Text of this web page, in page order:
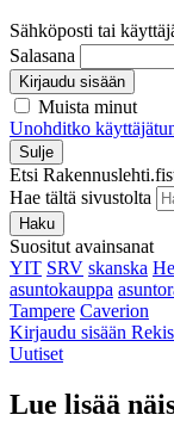
Sähköposti tai
Salasana
Kirjaudu sisään
Muista minut
Unohditko
Sulje
Etsi
Hae tältä sivustolta
Haku
Suositut avainsanat
YIT SRV skanska
asuntokauppa
Tampere Caverion
Kirjaudu sisään
Uutiset
Lue lisää